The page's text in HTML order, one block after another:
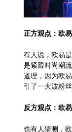
正方观点：欧
有人说，欧易
是紧跟时尚潮
道理，因为欧
引了一大波粉丝
反方观点：欧
也有人猜测，